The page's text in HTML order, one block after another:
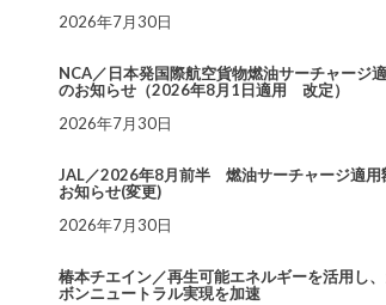
2026年7月30日
NCA／日本発国際航空貨物燃油サーチャージ
のお知らせ（2026年8月1日適用 改定）
2026年7月30日
JAL／2026年8月前半 燃油サーチャージ適用
お知らせ(変更)
2026年7月30日
椿本チエイン／再生可能エネルギーを活用し
ボンニュートラル実現を加速